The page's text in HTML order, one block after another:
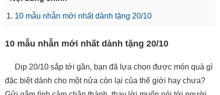
10 mẫu nhẫn mới nhất dành tặng 20/10
10 mẫu nhẫn mới nhất dành tặng 20/10
Dịp 20/10 sắp tới gần, bạn đã lựa chọn được món quà gì
đặc biệt dành cho một nửa còn lại của thế giới hay chưa?